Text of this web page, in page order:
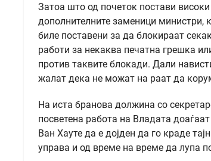
Затоа што од почеток постави
дополнителните заменици министри,
биле поставени за да блокираат
работи за некаква печатна грешка
против таквите блокади. Дали
жалат дека не можат на раат да
На иста бранова должина со
посветена работа на Владата
Ван Хауте да е дојден да го краде
управа и од време на време да лупа